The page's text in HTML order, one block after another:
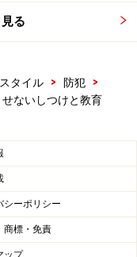
る
タイル > 防犯
>
ないしつけと教育
シーポリシー
商標・免責